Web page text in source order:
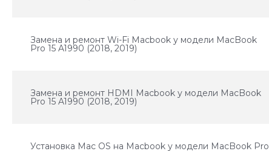
Замена и ремонт Wi-Fi Macbook у модели MacBook
Pro 15 A1990 (2018, 2019)
Замена и ремонт HDMI Macbook у модели MacBook
Pro 15 A1990 (2018, 2019)
Установка Mac OS на Macbook у модели MacBook Pro